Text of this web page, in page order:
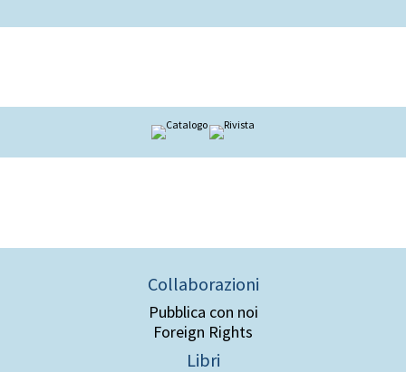
Collaborazioni
Pubblica con noi
Foreign Rights
Libri